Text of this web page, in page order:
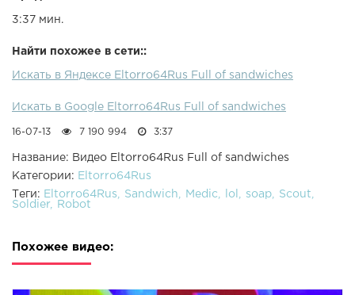
3:37 мин.
Найти похожее в сети::
Искать в Яндексе Eltorro64Rus Full of sandwiches
Искать в Google Eltorro64Rus Full of sandwiches
16-07-13 7 190 994 3:37
Название: Видео Eltorro64Rus Full of sandwiches
Категории: Eltorro64Rus
Теги: Eltorro64Rus Sandwich Medic lol soap
Scout
Soldier
Robot
Похожее видео: